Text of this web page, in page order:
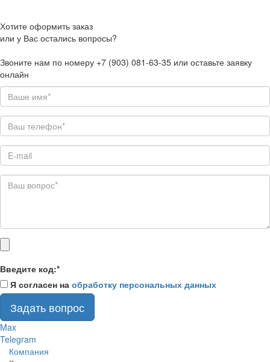
Хотите оформить заказ
или у Вас остались вопросы?
Звоните нам по номеру +7 (903) 081-63-35 или оставьте заявку
онлайн
Введите код:*
Я согласен на обработку персональных данных
Задать вопрос
Max
Telegram
Компания